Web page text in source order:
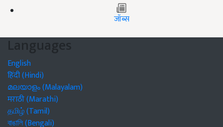
जॉब्स
Languages
English
हिंदी (Hindi)
മലയാളം (Malayalam)
मराठी (Marathi)
தமிழ் (Tamil)
বাঙালি (Bengali)